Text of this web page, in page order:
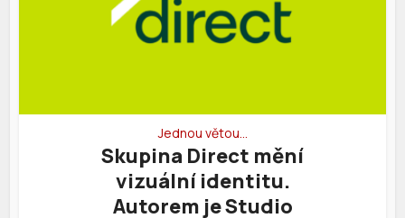
Jednou větou…
Skupina Direct mění
vizuální identitu.
Autorem je Studio